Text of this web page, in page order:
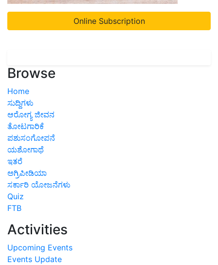
Online Subscription
Browse
Home
ಸುದ್ದಿಗಳು
ಆರೋಗ್ಯ ಜೀವನ
ತೋಟಗಾರಿಕೆ
ಪಶುಸಂಗೋಪನೆ
ಯಶೋಗಾಥೆ
ಇತರೆ
ಅಗ್ರಿಪೀಡಿಯಾ
ಸರ್ಕಾರಿ ಯೋಜನೆಗಳು
Quiz
FTB
Activities
Upcoming Events
Events Update